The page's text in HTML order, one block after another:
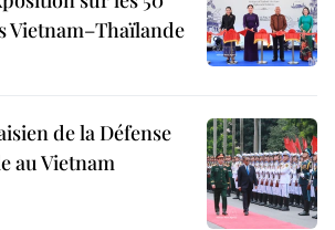
Vietnam–Thaïlande
de la Défense
au Vietnam